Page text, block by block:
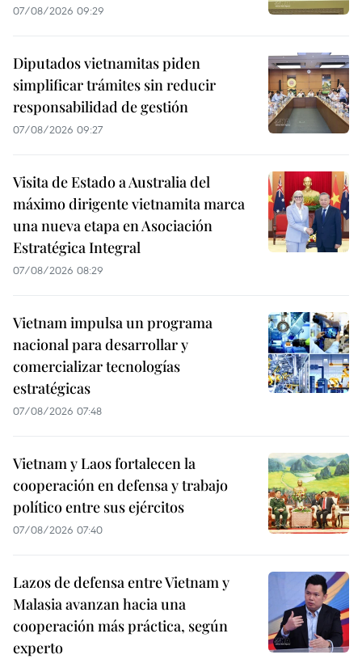
07/08/2026 09:29
Diputados vietnamitas piden
simplificar trámites sin reducir
responsabilidad de gestión
07/08/2026 09:27
Visita de Estado a Australia del
máximo dirigente vietnamita marca
una nueva etapa en Asociación
Estratégica Integral
07/08/2026 08:29
Vietnam impulsa un programa
nacional para desarrollar y
comercializar tecnologías
estratégicas
07/08/2026 07:48
Vietnam y Laos fortalecen la
cooperación en defensa y trabajo
político entre sus ejércitos
07/08/2026 07:40
Lazos de defensa entre Vietnam y
Malasia avanzan hacia una
cooperación más práctica, según
experto